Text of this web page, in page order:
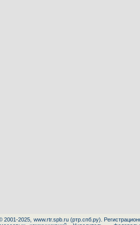
2001-2025 , www.rtr.spb.ru (ртр.спб.ру).